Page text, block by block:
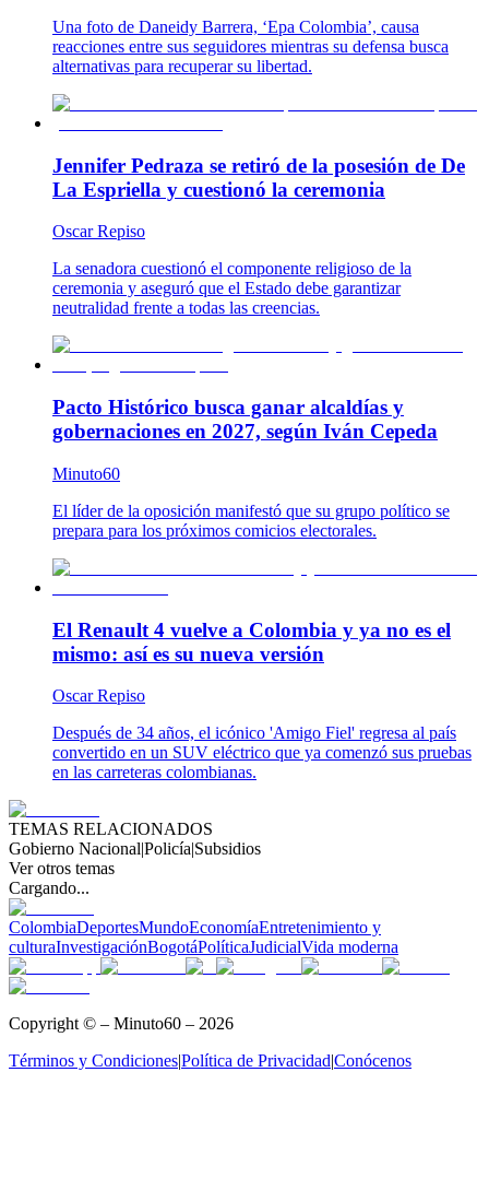
Una foto de Daneidy Barrera, ‘Epa Colombia’, causa
reacciones entre sus seguidores mientras su defensa busca
alternativas para recuperar su libertad.
Jennifer Pedraza se retiró de la posesión de De
La Espriella y cuestionó la ceremonia
Oscar Repiso
La senadora cuestionó el componente religioso de la
ceremonia y aseguró que el Estado debe garantizar
neutralidad frente a todas las creencias.
Pacto Histórico busca ganar alcaldías y
gobernaciones en 2027, según Iván Cepeda
Minuto60
El líder de la oposición manifestó que su grupo político se
prepara para los próximos comicios electorales.
El Renault 4 vuelve a Colombia y ya no es el
mismo: así es su nueva versión
Oscar Repiso
Después de 34 años, el icónico 'Amigo Fiel' regresa al país
convertido en un SUV eléctrico que ya comenzó sus pruebas
en las carreteras colombianas.
TEMAS RELACIONADOS
Gobierno Nacional|Policía|Subsidios
Ver otros temas
Cargando...
ColombiaDeportesMundoEconomíaEntretenimiento y
culturaInvestigaciónBogotáPolíticaJudicialVida moderna
Copyright © – Minuto60 – 2026
Términos y Condiciones|Política de Privacidad|Conócenos